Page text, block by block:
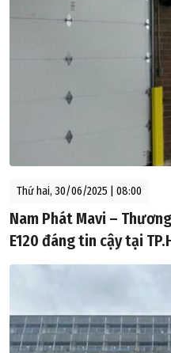
Thứ hai, 30/06/2025 | 08:00
Nam Phát Mavi –
E120 đáng tin cậy tại